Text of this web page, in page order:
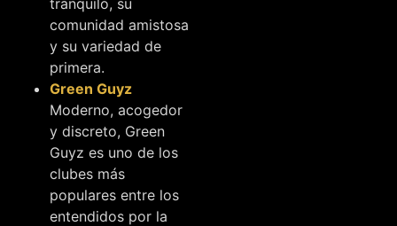
comunidad amistosa
y su variedad de
primera.
Green Guyz
Moderno, acogedor
y discreto, Green
Guyz es uno de los
clubes más
populares entre los
entendidos por la